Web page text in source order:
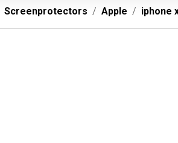
Screenprotectors Apple iphone